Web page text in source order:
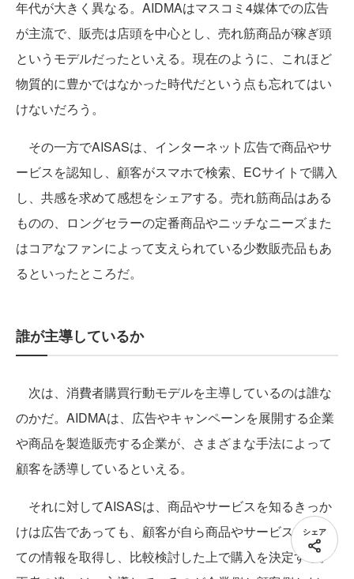
年代が大きく異なる。AIDMAはマスコミ4媒体での広告
が主流で、販売は店頭を中心とし、売れ筋商品が稼ぎ頭
というモデルだったといえる。現在のように、これほど
物質的に豊かではなかった時代だという点も忘れてはい
けないだろう。
その一方でAISASは、インターネット広告で商品やサ
ービスを認知し、顧客がスマホで検索、ECサイトで購入
し、共感を求めて感想をシェアする。売れ筋商品はある
ものの、ロングセラーの定番商品やニッチなニーズまた
はコアなファンによって支えられている少数販売品もあ
るといったところだ。
誰が主導しているか
次は、消費者購買行動モデルを主導しているのは誰な
のかだ。AIDMAは、広告やキャンペーンを展開する企業
や商品を製造販売する企業が、さまざまな手法によって
顧客を誘導しているといえる。
それに対してAISASは、商品やサービスを知るきっか
けは広告であっても、顧客が自ら商品やサービスについ
ての情報を取得し、比較検討した上で購入を決定する。
シェア